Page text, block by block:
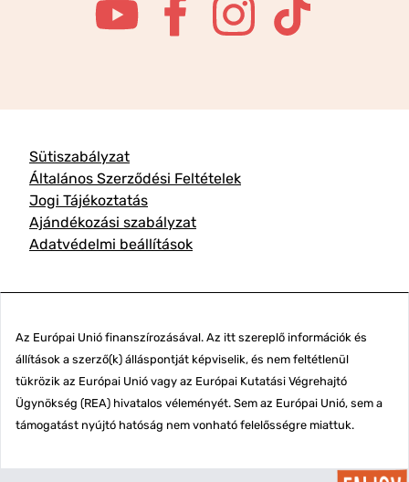
Sütiszabályzat
Általános Szerződési Feltételek
Jogi Tájékoztatás
Ajándékozási szabályzat
Adatvédelmi beállítások
Az Európai Unió finanszírozásával. Az itt szereplő információk és
állítások a szerző(k) álláspontját képviselik, és nem feltétlenül
tükrözik az Európai Unió vagy az Európai Kutatási Végrehajtó
Ügynökség (REA) hivatalos véleményét. Sem az Európai Unió, sem a
támogatást nyújtó hatóság nem vonható felelősségre miattuk.